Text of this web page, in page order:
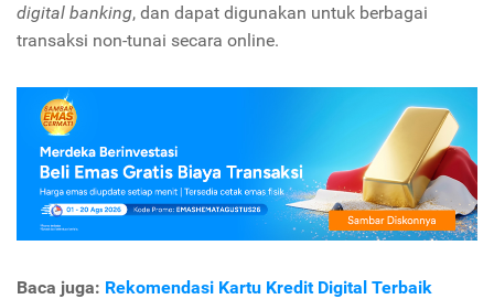
digital banking, dan dapat digunakan untuk berbagai
transaksi non-tunai secara online.
Baca juga: Rekomendasi Kartu Kredit Digital Terbaik